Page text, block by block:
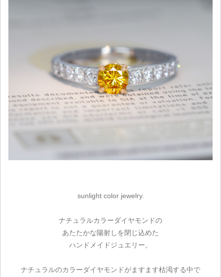
sunlight color jewelry.
ナチュラルカラーダイヤモンドの
あたたかな陽射しを閉じ込めた
ハンドメイドジュエリー。
ナチュラルのカラーダイヤモンドがますます枯渇する中で